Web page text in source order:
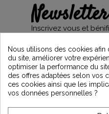
Newsletter
Inscrivez vous et
et restez informés
Vintage Motors
*Dès 99€ d'achat. En vous abonnant à
l'acceptez.
Nous utilisons des cookies afin
du site, améliorer votre
optimiser la performance du
des offres adaptées selon vos
ces cookies ainsi que les
vos données personnelles ?